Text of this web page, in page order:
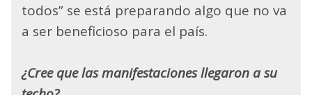
todos” se está preparando algo que no va
a ser beneficioso para el país.
¿Cree que las manifestaciones llegaron a su